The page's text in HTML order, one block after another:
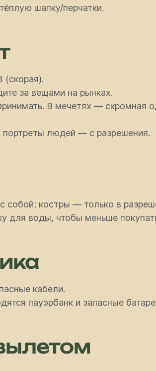
шапку/перчатки.
(скорая).
за вещами на рынках.
В мечетях —
портреты людей — с разрешения.
собой; костры — только в
для воды, чтобы меньше
кабели.
пауэрбанк и запасные